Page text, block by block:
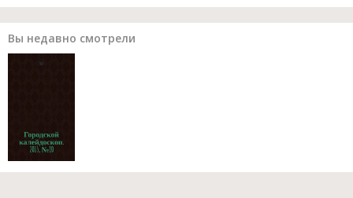
Вы недавно смотрели